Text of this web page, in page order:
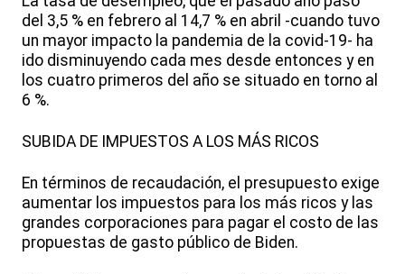
del 3,5 % en febrero al 14,7 % en abril -cuando tuvo
un mayor impacto la pandemia de la covid-19- ha
ido disminuyendo cada mes desde entonces y en
los cuatro primeros del año se situado en torno al
6 %.
SUBIDA DE IMPUESTOS A LOS MÁS RICOS
En términos de recaudación, el presupuesto exige
aumentar los impuestos para los más ricos y las
grandes corporaciones para pagar el costo de las
propuestas de gasto público de Biden.